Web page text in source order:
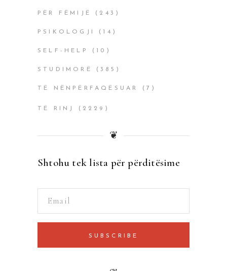
PËR FËMIJË (243)
PSIKOLOGJI (14)
SELF-HELP (10)
STUDIMORË (385)
TË NËNPËRFAQËSUAR (7)
TË RINJ (2229)
❦
Shtohu tek lista për përditësime
SUBSCRIBE